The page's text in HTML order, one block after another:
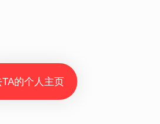
TA的个人主页